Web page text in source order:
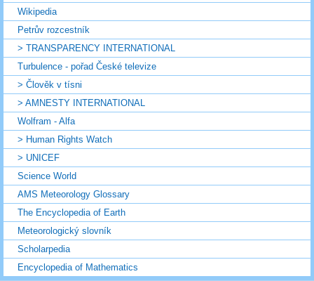
Wikipedia
Petrův rozcestník
> TRANSPARENCY INTERNATIONAL
Turbulence - pořad České televize
> Člověk v tísni
> AMNESTY INTERNATIONAL
Wolfram - Alfa
> Human Rights Watch
> UNICEF
Science World
AMS Meteorology Glossary
The Encyclopedia of Earth
Meteorologický slovník
Scholarpedia
Encyclopedia of Mathematics